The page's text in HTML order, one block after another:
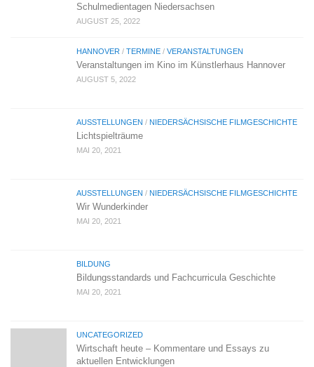
Schulmedientagen Niedersachsen
AUGUST 25, 2022
HANNOVER / TERMINE / VERANSTALTUNGEN
Veranstaltungen im Kino im Künstlerhaus Hannover
AUGUST 5, 2022
AUSSTELLUNGEN / NIEDERSÄCHSISCHE FILMGESCHICHTE
Lichtspielträume
MAI 20, 2021
AUSSTELLUNGEN / NIEDERSÄCHSISCHE FILMGESCHICHTE
Wir Wunderkinder
MAI 20, 2021
BILDUNG
Bildungsstandards und Fachcurricula Geschichte
MAI 20, 2021
UNCATEGORIZED
Wirtschaft heute – Kommentare und Essays zu
aktuellen Entwicklungen